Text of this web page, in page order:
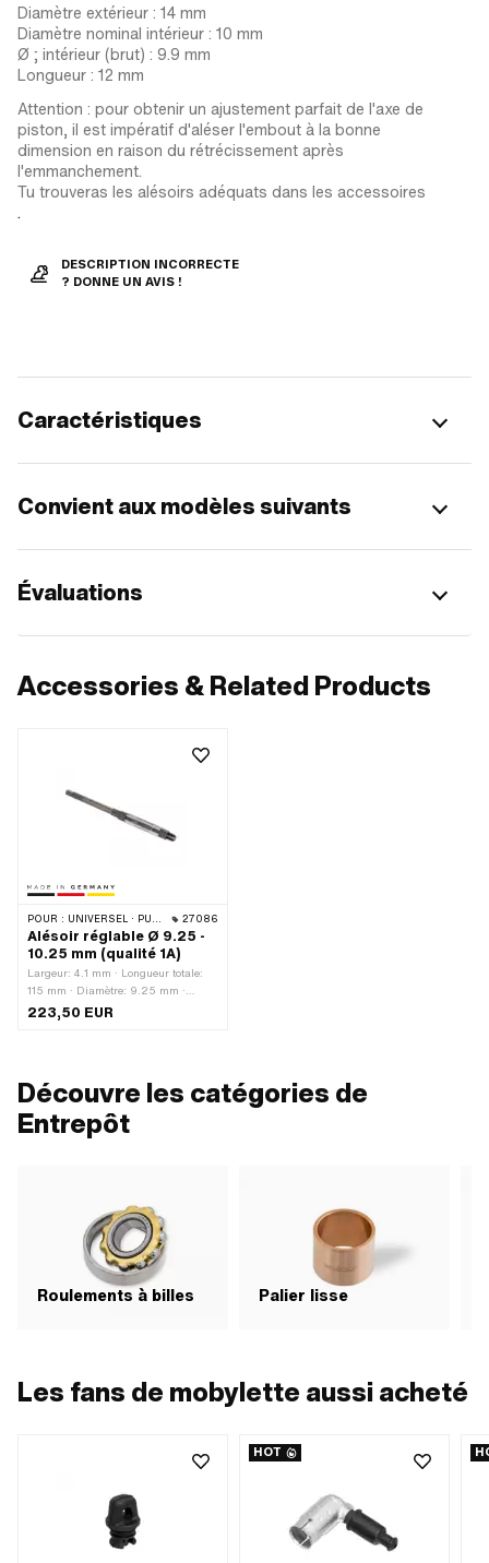
Diamètre extérieur : 14 mm
Diamètre nominal intérieur : 10 mm
Ø ; intérieur (brut) : 9.9 mm
Longueur : 12 mm
Attention : pour obtenir un ajustement parfait de l'axe de
piston, il est impératif d'aléser l'embout à la bonne
dimension en raison du rétrécissement après
l'emmanchement.
Tu trouveras les alésoirs adéquats dans les accessoires
.
DESCRIPTION INCORRECTE
? DONNE UN AVIS !
Caractéristiques
Convient aux modèles suivants
Évaluations
Accessories & Related Products
POUR : UNIVERSEL · PUCH · PIAGGIO · TOMOS 27086
Alésoir réglable Ø 9.25 -
10.25 mm (qualité 1A)
Largeur: 4.1 mm · Longueur totale:
115 mm · Diamètre: 9.25 mm ·
Fabricant: Fabriqué en Allemagne ·
Champ d'application: Outils
223,50 EUR
Découvre les catégories de
Entrepôt
Roulements à billes Palier lisse
Les fans de mobylette aussi acheté
HOT